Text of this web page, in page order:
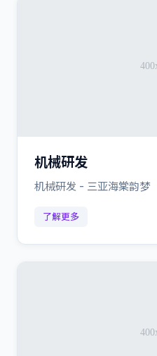
机械研发
机械研发 - 三亚海棠韵梦
了解更多